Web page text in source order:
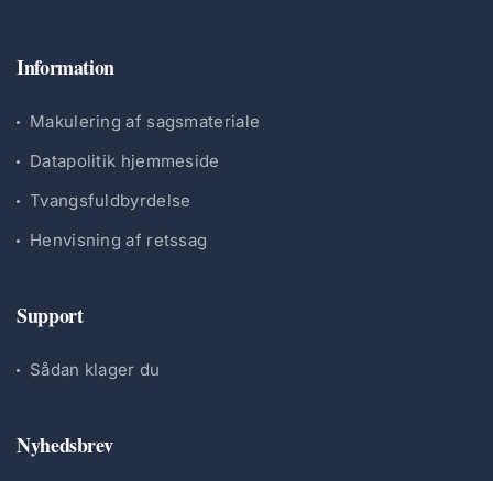
Information
Makulering af sagsmateriale
Datapolitik hjemmeside
Tvangsfuldbyrdelse
Henvisning af retssag
Support
Sådan klager du
Nyhedsbrev